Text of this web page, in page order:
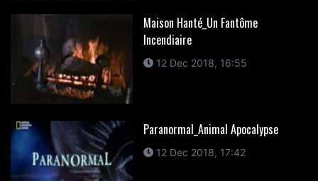
Maison Hanté_Un Fantôme
Incendiaire
12 Dec 2018, 16:55
Paranormal_Animal Apocalypse
12 Dec 2018, 17:42